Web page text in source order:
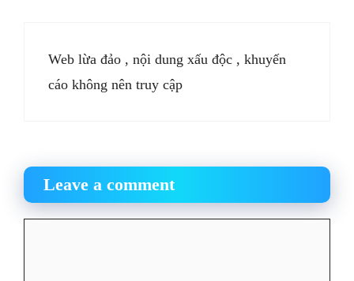
Web lừa đảo , nội dung xấu độc , khuyến
cáo không nên truy cập
Leave a comment